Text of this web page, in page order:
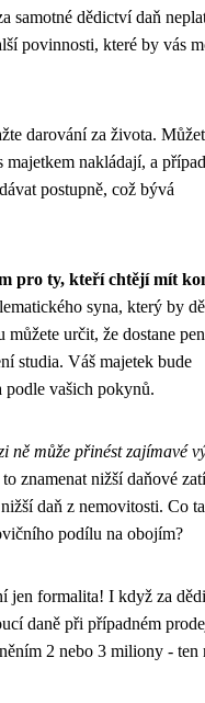
samotné dědictví daň
povinnosti, které by vás
darování za života.
majetkem nakládají, a
postupně, což bývá
pro ty, kteří chtějí mít
syna, který by
určit, že dostane
studia. Váš majetek bude
podle vašich pokynů.
ně může přinést zajímavé
znamenat nižší daňové
daň z nemovitosti. Co
podílu na obojím?
jen formalita! I když za
daně při případném
2 nebo 3 miliony - ten